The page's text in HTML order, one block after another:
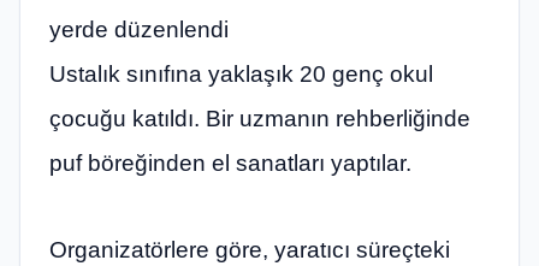
yerde düzenlendi
Ustalık sınıfına yaklaşık 20 genç okul
çocuğu katıldı. Bir uzmanın rehberliğinde
puf böreğinden el sanatları yaptılar.
Organizatörlere göre, yaratıcı süreçteki